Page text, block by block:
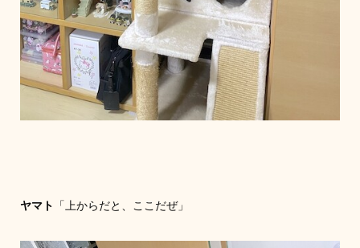
ヤマト 「上からだと、ここだぜ」